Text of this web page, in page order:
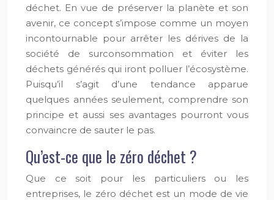
déchet. En vue de préserver la planète et son
avenir, ce concept s’impose comme un moyen
incontournable pour arrêter les dérives de la
société de surconsommation et éviter les
déchets générés qui iront polluer l’écosystème.
Puisqu’il s’agit d’une tendance apparue
quelques années seulement, comprendre son
principe et aussi ses avantages pourront vous
convaincre de sauter le pas.
Qu’est-ce que le zéro déchet ?
Que ce soit pour les particuliers ou les
entreprises, le zéro déchet est un mode de vie